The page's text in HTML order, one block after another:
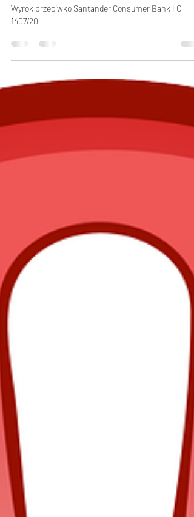
Wyrok przeciwko Santander
Consumer Bank S.A. I C 1407/20
Wyrok przeciwko Santander Consumer Bank I C
1407/20